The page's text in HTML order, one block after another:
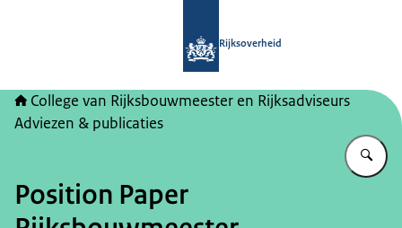
Rijksoverheid
College van Rijksbouwmeester en Rijksadviseurs
Adviezen & publicaties
Position Paper